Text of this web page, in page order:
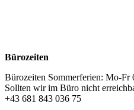
Bürozeiten
Bürozeiten Sommerferien: Mo-
Sollten wir im Büro nicht
+43 681 843 036 75